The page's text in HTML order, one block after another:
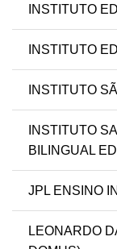
INSTITUTO
INSTITUTO
INSTITUTO
INSTITUTO
BILINGUAL
JPL ENSINO
LEONARDO